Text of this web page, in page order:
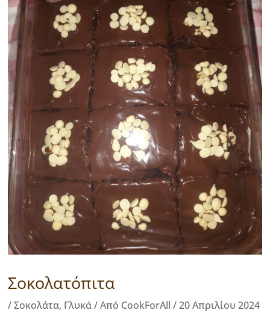
Σοκολατόπιτα
/Σοκολάτα, Γλυκά/ Από CookForAll /20 Απριλίου 2024